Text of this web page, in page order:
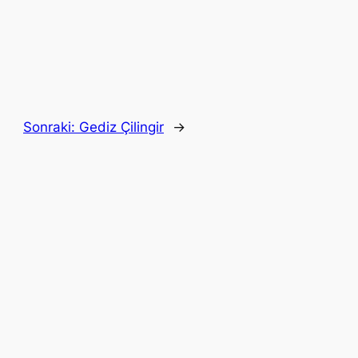
Sonraki: Gediz Çilingir →